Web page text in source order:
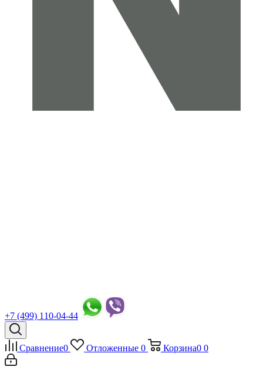
+7 (499) 110-04-44
Сравнение0 Отложенные 0 Корзина0 0